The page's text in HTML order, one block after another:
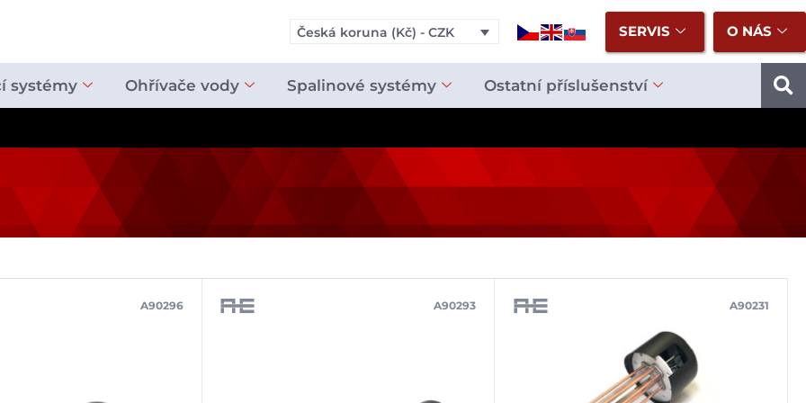
Česká koruna (Kč) - CZK SERVIS O NÁS
systémy Ohřívače vody Spalinové systémy Ostatní příslušenství
A90296 A90293 A90231